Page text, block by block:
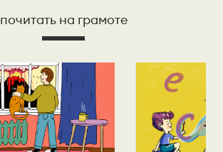
почитать на грамоте